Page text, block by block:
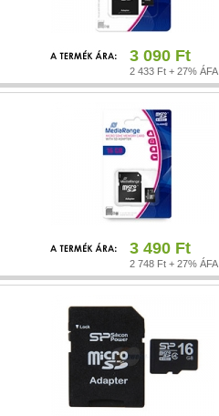
3 090 Ft
2 433 Ft + 27% ÁFA
3 490 Ft
2 748 Ft + 27% ÁFA